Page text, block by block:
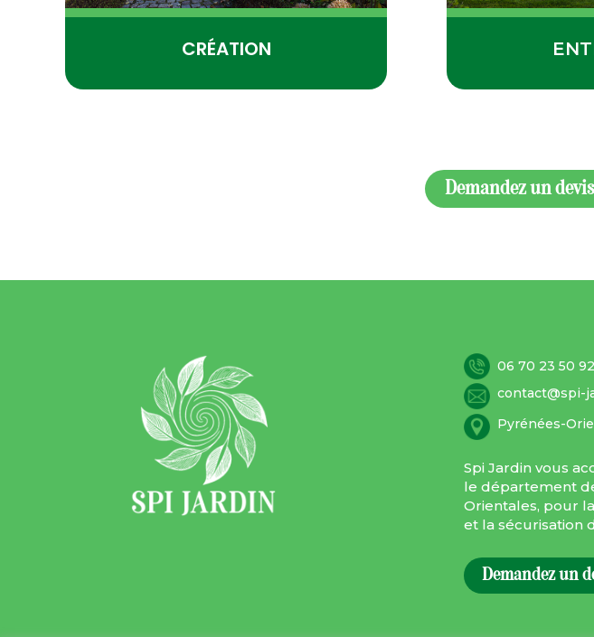
CRÉATION
Demandez un devis
06 70 23 50 92
contact@spi-
Pyrénées-
Spi Jardin vous
le département
Orientales, pour
et la sécurisation
Demandez un